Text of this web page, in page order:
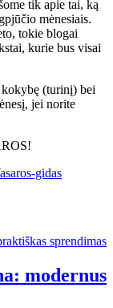
tik apie tai, ką
mėnesiais.
tokie blogai
kurie bus visai
(turinį) bei
jei norite
gidas
modernus